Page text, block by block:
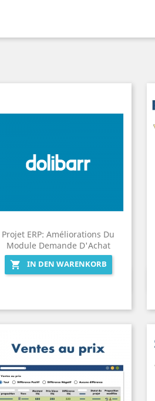
Projet ERP: Améliorations Du
Module Demande D'Achat

IN DEN WARENKORB